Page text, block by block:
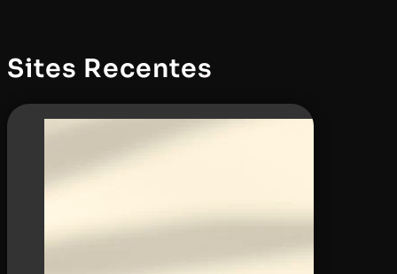
Sites Recentes